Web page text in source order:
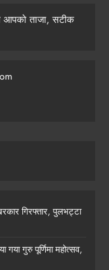
आपको ताजा, सटीक
गिरफ्तार, पुलभट्टा
गुरु पूर्णिमा महोत्सव,